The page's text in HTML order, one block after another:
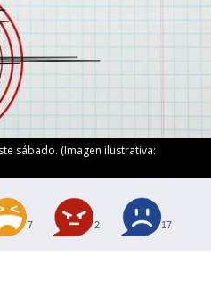
sábado. (Imagen ilustrativa:
7 2 17